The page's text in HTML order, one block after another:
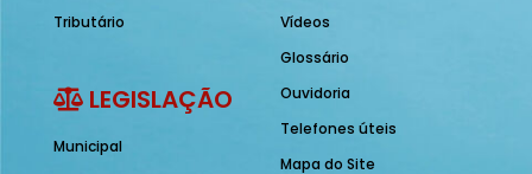
Tributário
LEGISLAÇÃO
Municipal
Vídeos
Glossário
Ouvidoria
Telefones úteis
Mapa do Site